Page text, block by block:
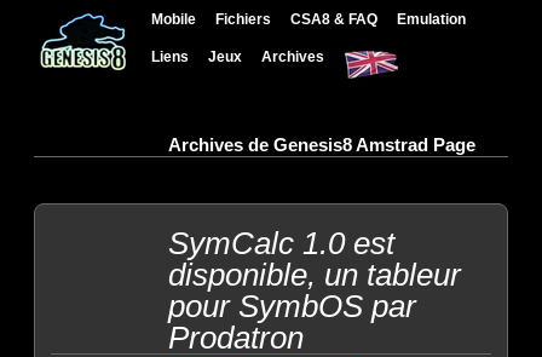
Mobile Fichiers CSA8 & FAQ Emulation
Liens Jeux Archives
Archives de Genesis8 Amstrad Page
SymCalc 1.0 est
disponible, un tableur
pour SymbOS par
Prodatron